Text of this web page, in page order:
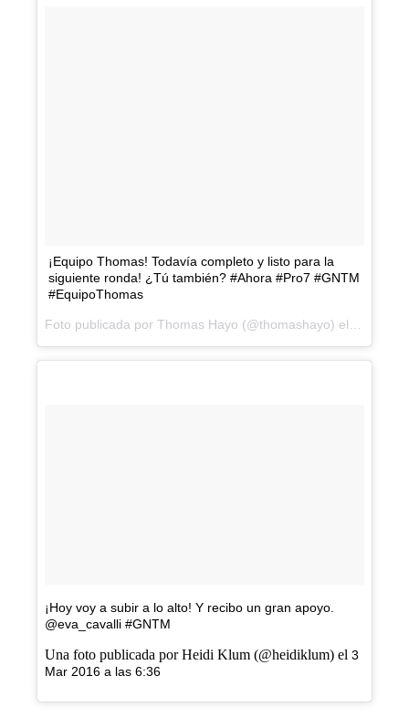
¡Equipo Thomas! Todavía completo y listo para la
siguiente ronda! ¿Tú también? #Ahora #Pro7 #GNTM
#EquipoThomas
Foto publicada por Thomas Hayo (@thomashayo) el3 Mar
¡Hoy voy a subir a lo alto! Y recibo un gran apoyo.
@eva_cavalli #GNTM
Una foto publicada por Heidi Klum (@heidiklum) el3
Mar 2016 a las 6:36